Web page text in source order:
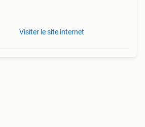
Visiter le site internet